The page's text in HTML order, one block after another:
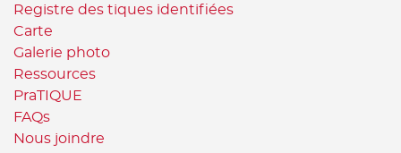
Registre des tiques identifiées
Carte
Galerie photo
Ressources
PraTIQUE
FAQs
Nous joindre